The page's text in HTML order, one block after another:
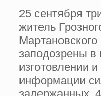
25 сентября
житель
заподозрены в
изготовлении
информации